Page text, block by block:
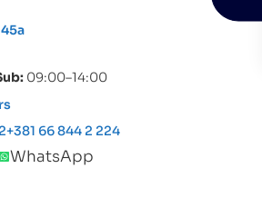
09:00–14:00
+381 66 844 2 224
WhatsApp